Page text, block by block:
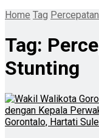
Home Tag
Tag:
Stunting